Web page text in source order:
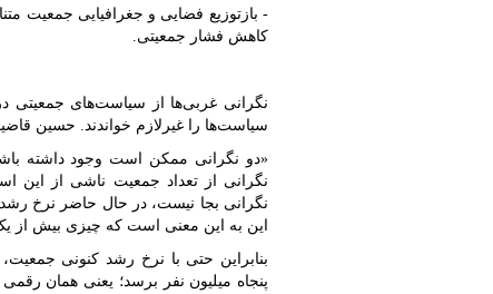
- بازتوزیع فضایی و جغرافیایی جمعیت
کاهش فشار جمعیتی.
نگرانی غربی‌ها از سیاست‌های جمعیتی
سیاست‌ها را غیرلازم خواندند. حسین
«دو نگرانی ممکن است وجود داشته
نگرانی از تعداد جمعیت ناشی از
نگرانی بجا نیست، در حال حاضر نرخ
این به این معنی است که چیزی بیش از
بنابراین حتی با نرخ رشد کنونی
پنجاه میلیون نفر برسد؛ یعنی همان رقمی